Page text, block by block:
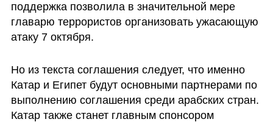
поддержка позволила в значительной мере
главарю террористов организовать ужасающую
атаку 7 октября.
Но из текста соглашения следует, что именно
Катар и Египет будут основными партнерами по
выполнению соглашения среди арабских стран.
Катар также станет главным спонсором